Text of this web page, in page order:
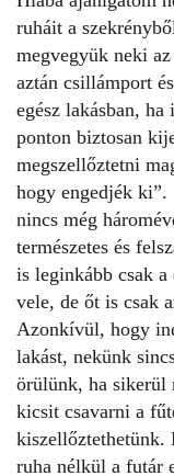
ruháit a
megvegyük neki
aztán csillámport
egész lakásban,
ponton biztosan
megszellőztetni
hogy engedjék
nincs még
természetes és
is leginkább csak
vele, de őt is csak
Azonkívül, hogy
lakást, nekünk
örülünk, ha sikerül
kicsit csavarni a
kiszellőztethetünk.
ruha nélkül a futár